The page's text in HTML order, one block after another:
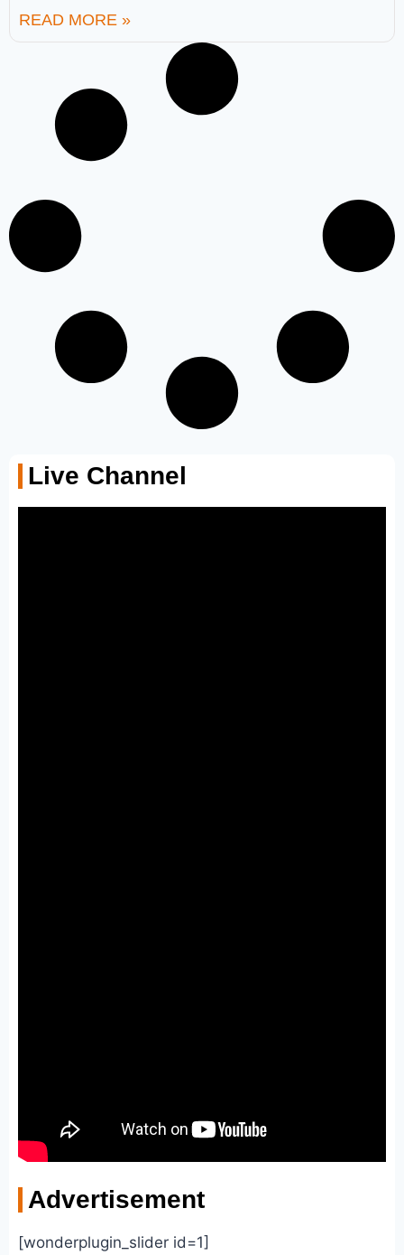
READ MORE »
Live Channel
Advertisement
[wonderplugin_slider id=1]